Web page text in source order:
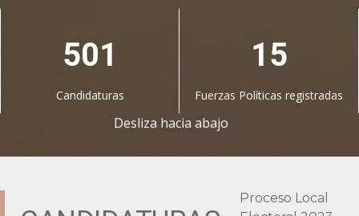
501
Candidaturas
15
Fuerzas Políticas registradas
Proceso Local